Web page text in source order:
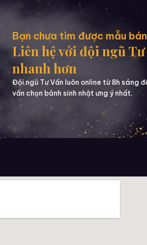
Bạn chưa tìm được mẫu
Liên hệ với đội ngũ
nhanh hơn
Đội ngũ Tư Vấn luôn online từ 8h sáng
vấn chọn bánh sinh nhật ưng ý nhất.